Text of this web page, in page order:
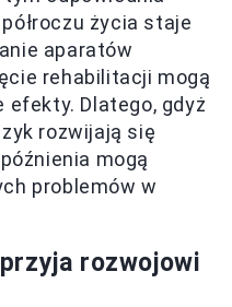
życia staje
aparatów
rehabilitacji mogą
efekty. Dlatego, gdyż
rozwijają się
mogą
problemów w
rozwojowi